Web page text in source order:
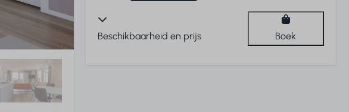
Beschikbaarheid en prijs Boek